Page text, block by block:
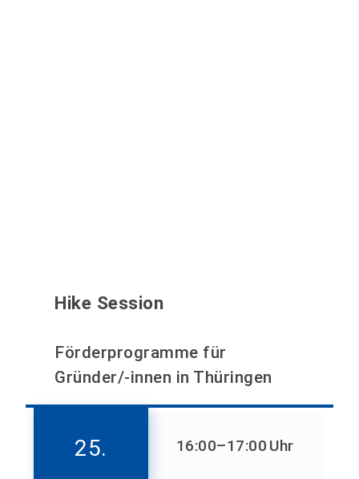
Hike Session
Förderprogramme für
Gründer/-innen in Thüringen
25. 16:00–17:00 Uhr